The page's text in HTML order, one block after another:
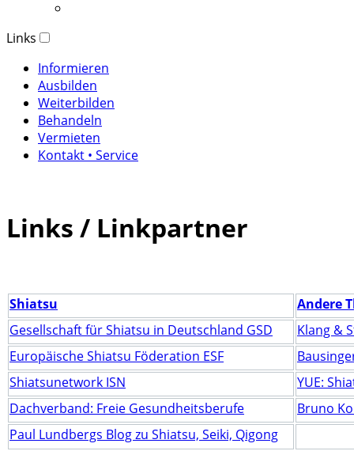
Links
Informieren
Ausbilden
Weiterbilden
Behandeln
Vermieten
Kontakt • Service
Links / Linkpartner
Shiatsu
Andere
Gesellschaft für Shiatsu in Deutschland GSD
Klang &
Europäische Shiatsu Föderation ESF
Shiatsunetwork ISN
YUE:
Dachverband: Freie Gesundheitsberufe
Bruno
Paul Lundbergs Blog zu Shiatsu, Seiki, Qigong